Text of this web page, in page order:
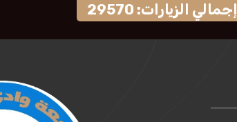
إجمالي الزيارات: 29570